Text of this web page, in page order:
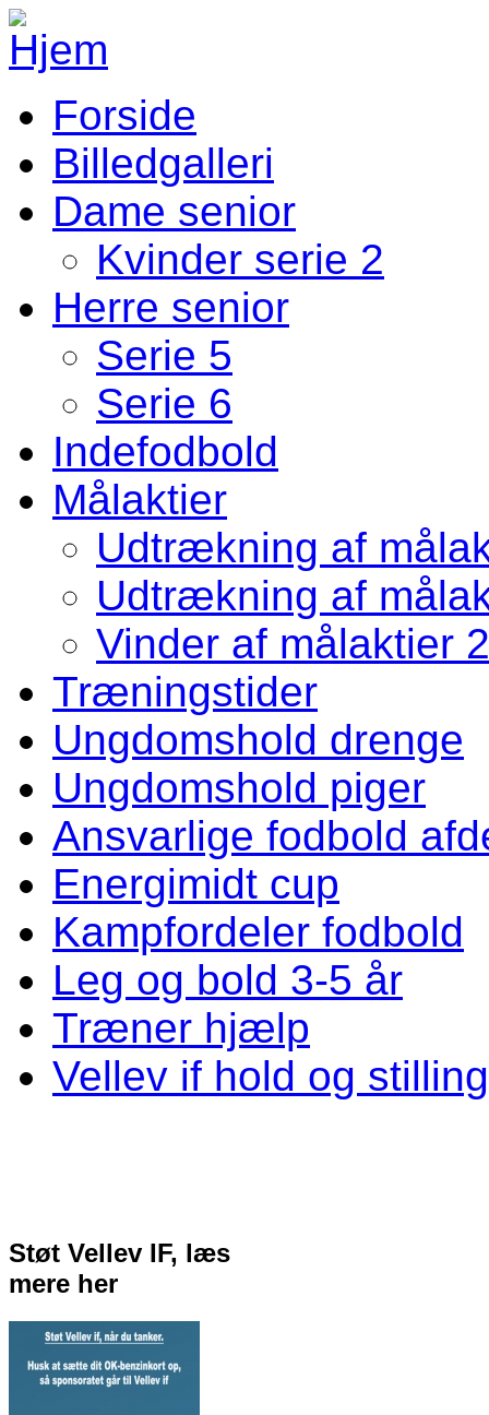
Gå til hovedindhold
Fodbold Menu
Forside
Billedgalleri
Dame senior
Kvinder serie 2
Herre senior
Serie 5
Serie 6
Indefodbold
Målaktier
Udtrækning af
Udtrækning af
Vinder af målaktier
Træningstider
Ungdomshold drenge
Ungdomshold piger
Ansvarlige fodbold
Energimidt cup
Kampfordeler fodbold
Leg og bold 3-5 år
Træner hjælp
Vellev if hold og
Støt Vellev IF, læs
mere her